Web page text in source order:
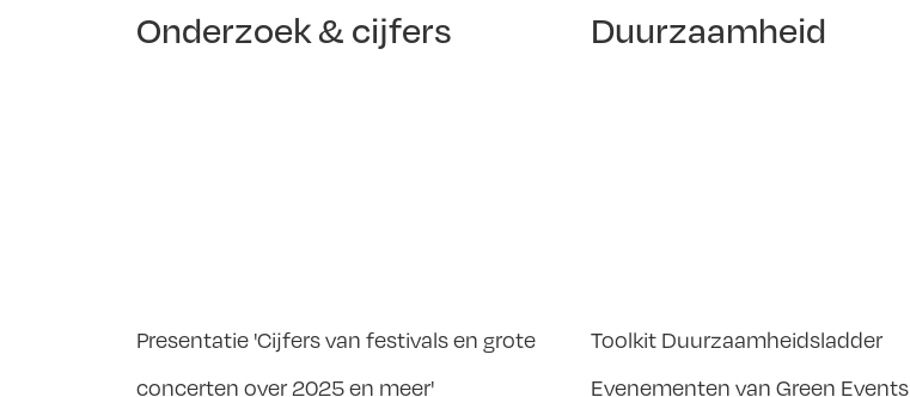
Onderzoek & cijfers
Presentatie 'Cijfers van festivals en grote
concerten over 2025 en meer'
Duurzaamheid
Toolkit Duurzaamheidsladder
Evenementen van Green Events